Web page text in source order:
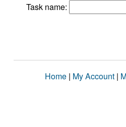
Task name:
Home | My Account |